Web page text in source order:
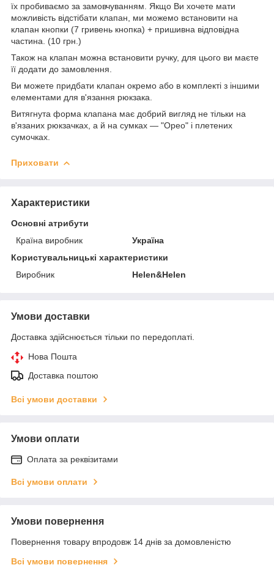
їх пробиваємо за замовчуванням. Якщо Ви хочете мати
можливість відстібати клапан, ми можемо встановити на
клапан кнопки (7 гривень кнопка) + пришивна відповідна
частина. (10 грн.)
Також на клапан можна встановити ручку, для цього ви маєте
її додати до замовлення.
Ви можете придбати клапан окремо або в комплекті з іншими
елементами для в'язання рюкзака.
Витягнута форма клапана має добрий вигляд не тільки на
в'язаних рюкзачках, а й на сумках — "Орео" і плетених
сумочках.
Приховати
Характеристики
Основні атрибути
Країна виробник
Україна
Користувальницькі характеристики
Виробник
Helen&Helen
Умови доставки
Доставка здійснюється тільки по передоплаті.
Нова Пошта
Доставка поштою
Всі умови доставки
Умови оплати
Оплата за реквізитами
Всі умови оплати
Умови повернення
Повернення товару впродовж 14 днів за домовленістю
Всі умови повернення